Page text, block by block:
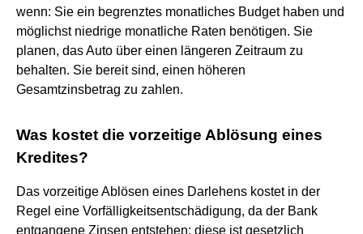
wenn: Sie ein begrenztes monatliches Budget haben und
möglichst niedrige monatliche Raten benötigen. Sie
planen, das Auto über einen längeren Zeitraum zu
behalten. Sie bereit sind, einen höheren
Gesamtzinsbetrag zu zahlen.
Was kostet die vorzeitige Ablösung eines
Kredites?
Das vorzeitige Ablösen eines Darlehens kostet in der
Regel eine Vorfälligkeitsentschädigung, da der Bank
entgangene Zinsen entstehen; diese ist gesetzlich